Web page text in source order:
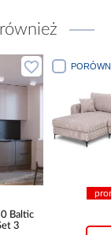
Baltic
3